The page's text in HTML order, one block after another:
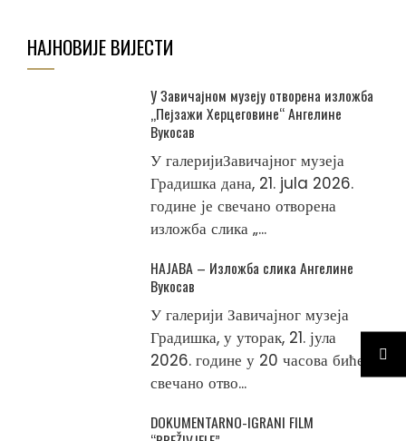
НАЈНОВИЈЕ ВИЈЕСТИ
У Завичајном музеју отворена изложба
„Пејзажи Херцеговине“ Ангелине
Вукосав
У галеријиЗавичајног музеја
Градишка дана, 21. jula 2026.
године је свечано отворена
изложба слика „...
НАЈАВА – Изложба слика Ангелине
Вукосав
У галерији Завичајног музеја
Градишка, у уторак, 21. јула
2026. године у 20 часова биће
свечано отво...
DOKUMENTARNO-IGRANI FILM